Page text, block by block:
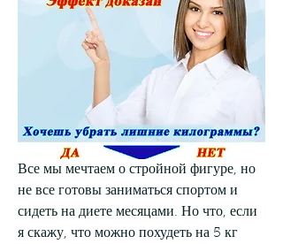
Все мы мечтаем о стройной фигуре, но
не все готовы заниматься спортом и
сидеть на диете месяцами. Но что, если
я скажу, что можно похудеть на 5 кг